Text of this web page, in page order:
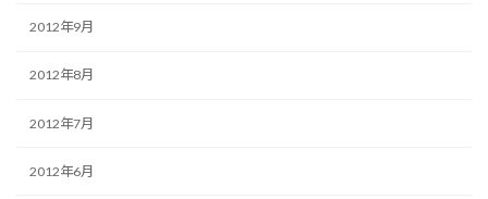
2012年9月
2012年8月
2012年7月
2012年6月